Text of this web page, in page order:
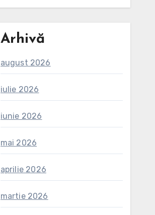
Arhivă
august 2026
iulie 2026
iunie 2026
mai 2026
aprilie 2026
martie 2026